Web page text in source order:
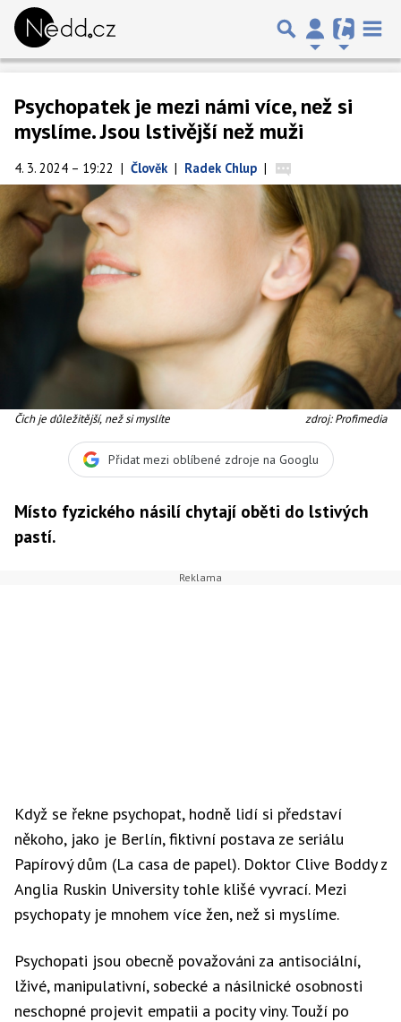
Psychopatek je mezi námi více, než si
myslíme. Jsou lstivější než muži
4. 3. 2024 – 19:22 | Člověk | Radek Chlup |
Čich je důležitější, než si myslíte zdroj: Profimedia
Přidat mezi oblíbené zdroje na Googlu
Místo fyzického násilí chytají oběti do lstivých
pastí.
Když se řekne psychopat, hodně lidí si představí
někoho, jako je Berlín, fiktivní postava ze seriálu
Papírový dům (La casa de papel). Doktor Clive Boddy z
Anglia Ruskin University tohle klišé vyvrací. Mezi
psychopaty je mnohem více žen, než si myslíme.
Psychopati jsou obecně považováni za antisociální,
lživé, manipulativní, sobecké a násilnické osobnosti
neschopné projevit empatii a pocity viny. Touží po